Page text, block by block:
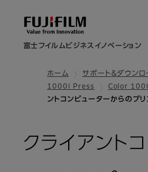
富士フイルムビジネスイノベーション
ホーム サポート＆ダウンロ
1000i Press
Color
ントコンピューターからのプリ
クライアント